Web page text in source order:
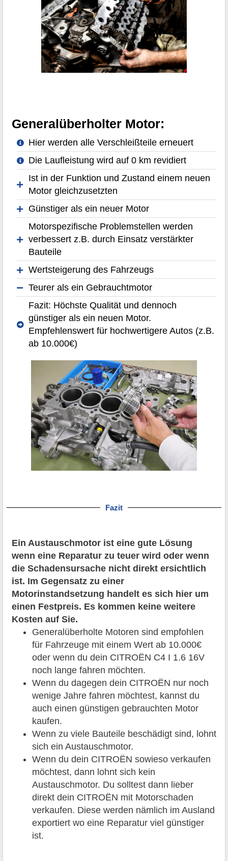
Generalüberholter Motor:
Hier werden alle Verschleißteile erneuert
Die Laufleistung wird auf 0 km revidiert
Ist in der Funktion und Zustand einem neuen
Motor gleichzusetzten
Günstiger als ein neuer Motor
Motorspezifische Problemstellen werden
verbessert z.B. durch Einsatz verstärkter
Bauteile
Wertsteigerung des Fahrzeugs
Teurer als ein Gebrauchtmotor
Fazit: Höchste Qualität und dennoch
günstiger als ein neuen Motor.
Empfehlenswert für hochwertigere Autos (z.B.
ab 10.000€)
Fazit
Ein Austauschmotor ist eine gute Lösung
wenn eine Reparatur zu teuer wird oder wenn
die Schadensursache nicht direkt ersichtlich
ist. Im Gegensatz zu einer
Motorinstandsetzung handelt es sich hier um
einen Festpreis. Es kommen keine weitere
Kosten auf Sie.
Generalüberholte Motoren sind empfohlen
für Fahrzeuge mit einem Wert ab 10.000€
oder wenn du dein CITROËN C4 I 1.6 16V
noch lange fahren möchten.
Wenn du dagegen dein CITROËN nur noch
wenige Jahre fahren möchtest, kannst du
auch einen günstigen gebrauchten Motor
kaufen.
Wenn zu viele Bauteile beschädigt sind, lohnt
sich ein Austauschmotor.
Wenn du dein CITROËN sowieso verkaufen
möchtest, dann lohnt sich kein
Austauschmotor. Du solltest dann lieber
direkt dein CITROËN mit Motorschaden
verkaufen. Diese werden nämlich im Ausland
exportiert wo eine Reparatur viel günstiger
ist.